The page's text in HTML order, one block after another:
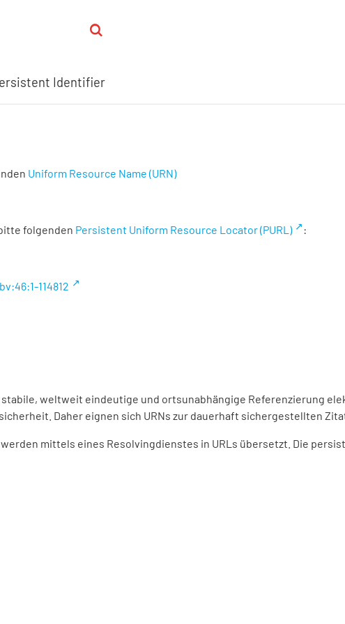
Identifier
Uniform Resource Name (URN)
folgenden Persistent Uniform Resource Locator (PURL) :
114812
weltweit eindeutige und ortsunabhängige Referenzierung
Daher eignen sich URNs zur dauerhaft sichergestellten
mittels eines Resolvingdienstes in URLs übersetzt. Die